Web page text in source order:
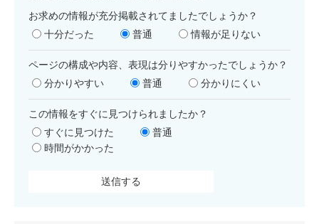
お求めの情報が充分掲載されてましたでしょうか？
十分だった
普通 情報が足りない
ページの構成や内容、表現は分りやすかったでしょうか？
分かりやすい
普通 分かりにくい
この情報をすぐに見つけられましたか？
すぐに見つけた
普通
時間がかかった